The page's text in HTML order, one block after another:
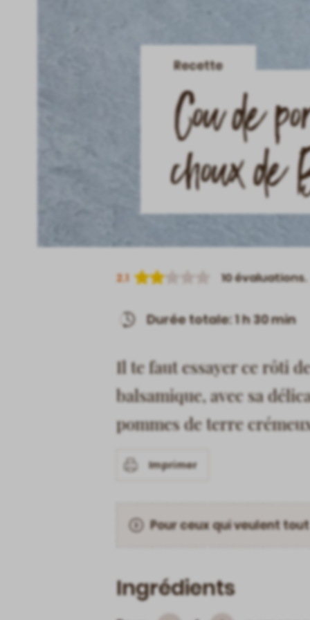
Recette
Cou de
choux
2.1 10évaluations.
Durée totale: 1 h 30 min
Il te faut essayer ce rôti
balsamique, avec sa
pommes de terre
Imprimer
Pour ceux qui veulent
Ingrédients